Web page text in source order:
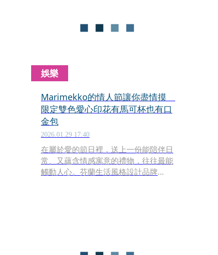
娛樂
Marimekko的情人節讓你盡情摸
限定雙色愛心印花有馬可杯也有口
金包
2026.01.29 17:40
在屬於愛的節日裡，送上一份能陪伴日
常、又蘊含情感寓意的禮物，往往最能
觸動人心。芬蘭生活風格設計品牌